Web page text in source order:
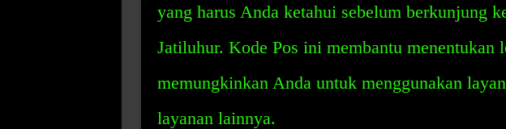
yang harus Anda ketahui sebelum berkunjung
Jatiluhur. Kode Pos ini membantu menentukan
memungkinkan Anda untuk menggunakan
layanan lainnya.